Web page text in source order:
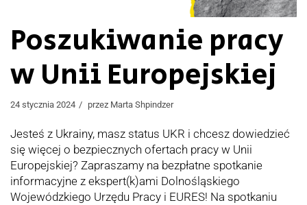
Poszukiwanie pracy
w Unii Europejskiej
24 stycznia 2024 przez Marta Shpindzer
Jesteś z Ukrainy, masz status UKR i chcesz dowiedzieć
się więcej o bezpiecznych ofertach pracy w Unii
Europejskiej? Zapraszamy na bezpłatne spotkanie
informacyjne z ekspert(k)ami Dolnośląskiego
Wojewódzkiego Urzędu Pracy i EURES! Na spotkaniu